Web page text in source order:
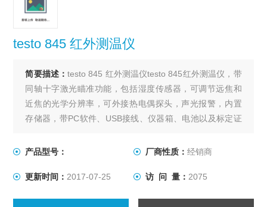
testo 845 红外测温仪
简要描述：testo 845 红外测温仪testo 845红外测温仪，带
同轴十字激光瞄准功能，包括湿度传感器，可调节远焦和
近焦的光学分辨率，可外接热电偶探头，声光报警，内置
存储器，带PC软件、USB接线、仪器箱、电池以及标定证
产品型号：
厂商性质： 经销商
更新时间： 2017-07-25 访 问 量： 2075